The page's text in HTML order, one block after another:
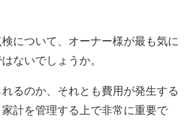
について、オーナー様が最も気に
ないでしょうか。
れるのか、それとも費用が発生する
計を管理する上で非常に重要で